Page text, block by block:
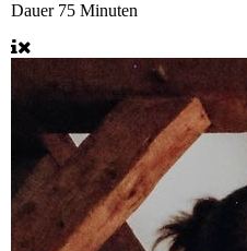
Dauer 75 Minuten